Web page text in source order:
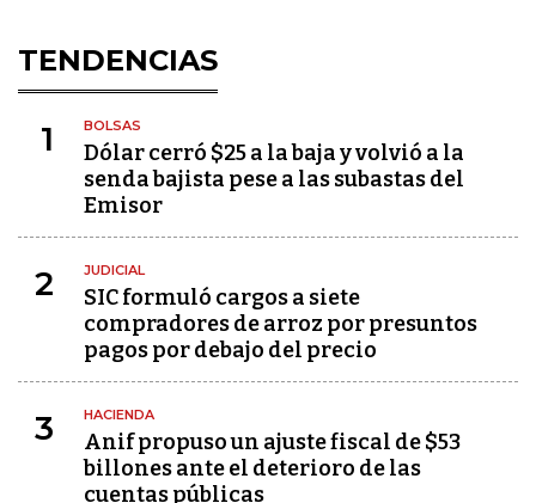
TENDENCIAS
1 BOLSAS
Dólar cerró $25 a la baja y volvió a la
senda bajista pese a las subastas del
Emisor
2 JUDICIAL
SIC formuló cargos a siete
compradores de arroz por presuntos
pagos por debajo del precio
3 HACIENDA
Anif propuso un ajuste fiscal de $53
billones ante el deterioro de las
cuentas públicas